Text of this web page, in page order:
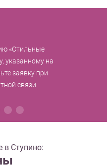
«Стильные
указанному на
заявку при
связи
в Ступино: